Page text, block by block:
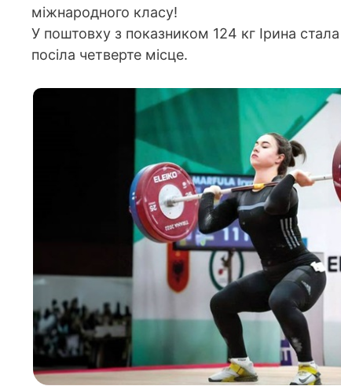
міжнародного класу!
У поштовху з показником 124 кг Ірина
посіла четверте місце.